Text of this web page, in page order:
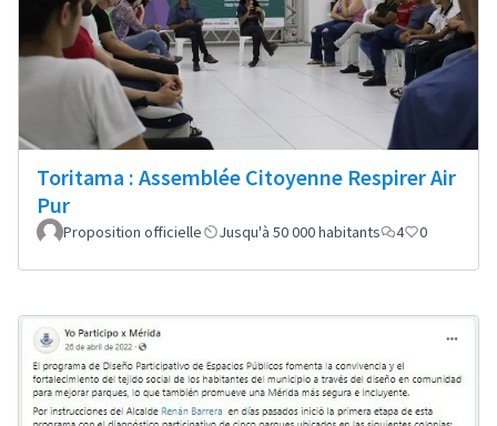
Toritama : Assemblée Citoyenne Respirer Air
Pur
Proposition officielle Jusqu'à 50 000 habitants 4 0